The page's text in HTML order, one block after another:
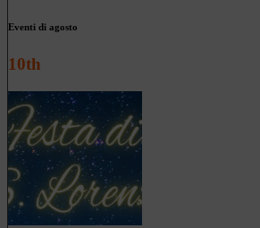
Eventi di agosto
10th